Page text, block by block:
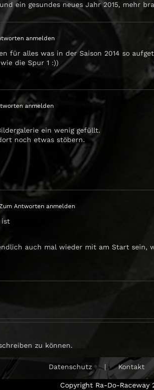
ein gesundes neues Jahr 2015, mehr
anmelden
für alles was in der Saison 2014 so
die Spur 1 :))
anmelden
ein wenig gefüllt.
noch etwas stöbern.
Antworten anmelden
ist
auch mal wieder mit am Start sein,
zu können.
Datenschutz Kontakt
Copyright Ra-Do-Raceway